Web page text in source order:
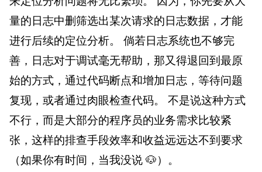
量的日志中删筛选出某次请求的日志数据，才能
进行后续的定位分析。 倘若日志系统也不够完
善，日志对于调试毫无帮助，那又得退回到最原
始的方式，通过代码断点和增加日志，等待问题
复现，或者通过肉眼检查代码。 不是说这种方式
不行，而是大部分的程序员的业务需求比较紧
张，这样的排查手段效率和收益远远达不到要求
（如果你有时间，当我没说 🐶）。